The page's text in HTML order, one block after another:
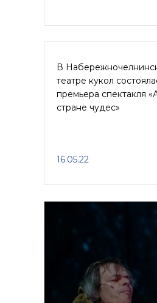
В
театре кукол
премьера спектакля
стране чудес»
16.05.22